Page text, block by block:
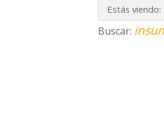
Estás viendo:
Buscar: